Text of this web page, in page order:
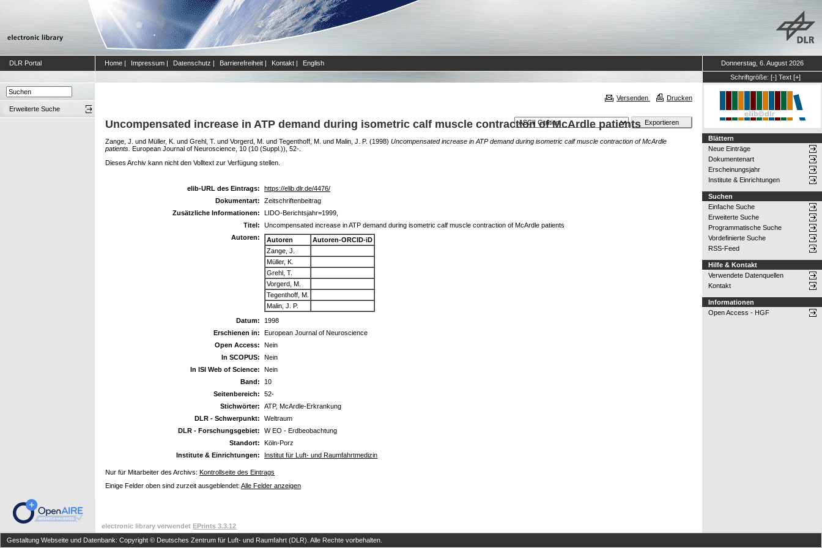
DLR Portal Home | Impressum | Datenschutz | Barrierefreiheit | Kontakt | English
Donnerstag, 6. August 2026
Schriftgröße: [-] Text [+]
Erweiterte Suche
Versenden Drucken
Uncompensated increase in ATP demand during isometric calf muscle contraction of McArdle patients
Zange, J. und Müller, K. und Grehl, T. und Vorgerd, M. und Tegenthoff, M. und Malin, J. P. (1998) Uncompensated increase in ATP demand during isometric calf muscle contraction of McArdle
patients. European Journal of Neuroscience, 10 (10 (Suppl.)), 52-.
Dieses Archiv kann nicht den Volltext zur Verfügung stellen.
elib-URL des Eintrags:
https://elib.dlr.de/4476/
Dokumentart:
Zeitschriftenbeitrag
Zusätzliche Informationen:
LIDO-Berichtsjahr=1999,
Titel:
Uncompensated increase in ATP demand during isometric calf muscle contraction of McArdle patients
Autoren:
Autoren
Autoren-ORCID-iD
Zange, J.
Müller, K.
Grehl, T.
Vorgerd, M.
Tegenthoff, M.
Malin, J. P.
Datum:
1998
Erschienen in:
European Journal of Neuroscience
Open Access:
Nein
In SCOPUS:
Nein
In ISI Web of Science:
Nein
Band:
10
Seitenbereich:
52-
Stichwörter:
ATP, McArdle-Erkrankung
DLR - Schwerpunkt:
Weltraum
DLR - Forschungsgebiet:
W EO - Erdbeobachtung
Standort:
Köln-Porz
Institute & Einrichtungen:
Institut für Luft- und Raumfahrtmedizin
Nur für Mitarbeiter des Archivs: Kontrollseite des Eintrags
Einige Felder oben sind zurzeit ausgeblendet: Alle Felder anzeigen
Blättern
Neue Einträge
Dokumentenart
Erscheinungsjahr
Institute & Einrichtungen
Suchen
Einfache Suche
Erweiterte Suche
Programmatische Suche
Vordefinierte Suche
RSS-Feed
Hilfe & Kontakt
Verwendete Datenquellen
Kontakt
Informationen
Open Access - HGF
electronic library verwendet EPrints 3.3.12
Gestaltung Webseite und Datenbank: Copyright © Deutsches Zentrum für Luft- und Raumfahrt (DLR). Alle Rechte vorbehalten.